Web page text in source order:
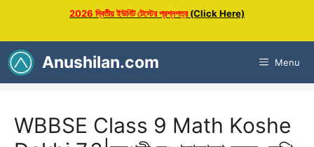
content
2026 দ্বিতীয় ইউনিট টেস্টের প্রশ্নপত্র(Click Here)
Anushilan.com Menu
WBBSE Class 9 Math Koshe